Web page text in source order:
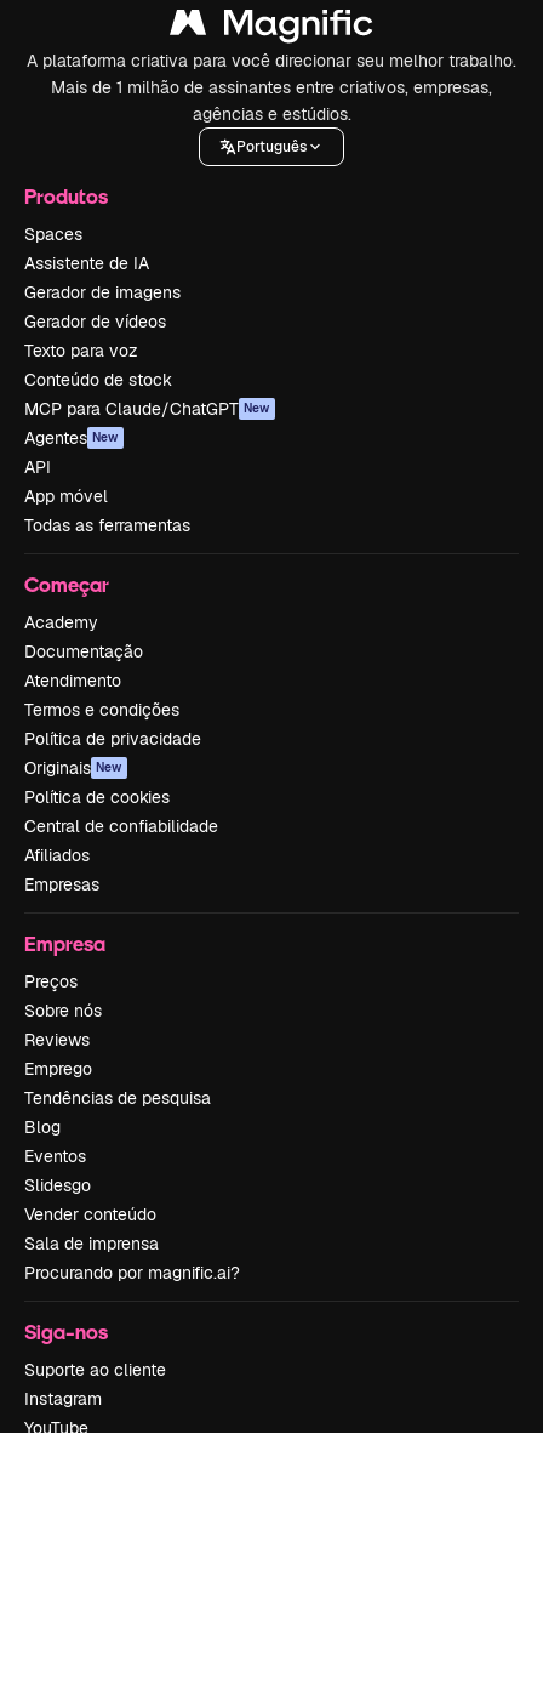
A plataforma criativa para você direcionar seu melhor trabalho.
Mais de 1 milhão de assinantes entre criativos, empresas,
agências e estúdios.
Português
Produtos
Spaces
Assistente de IA
Gerador de imagens
Gerador de vídeos
Texto para voz
Conteúdo de stock
MCP para Claude/ChatGPT New
Agentes New
API
App móvel
Todas as ferramentas
Começar
Academy
Documentação
Atendimento
Termos e condições
Política de privacidade
Originais New
Política de cookies
Central de confiabilidade
Afiliados
Empresas
Empresa
Preços
Sobre nós
Reviews
Emprego
Tendências de pesquisa
Blog
Eventos
Slidesgo
Vender conteúdo
Sala de imprensa
Procurando por magnific.ai?
Siga-nos
Suporte ao cliente
Instagram
YouTube